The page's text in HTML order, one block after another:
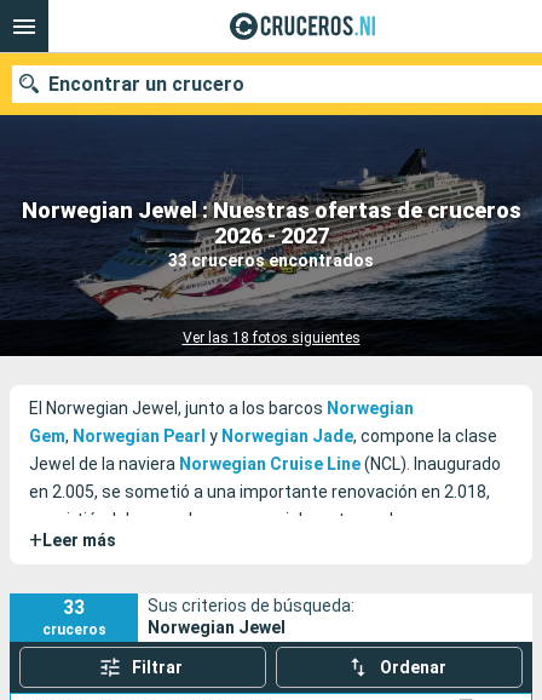
Norwegian Jewel : Nuestras ofertas de cruceros
2026 - 2027
33 cruceros encontrados
Ver las 18 fotos siguientes
Encontrar un crucero
Nuestros destinos
Fecha de salida
El Norwegian Jewel, junto a los barcos Norwegian
Gem, Norwegian Pearl y Norwegian Jade, compone la clase
Jewel de la naviera Norwegian Cruise Line(NCL). Inaugurado
en 2.005, se sometió a una importante renovación en 2.018,
convirtiéndolo en un barco especialmente moderno y
elegante.
+ Leer más
33
cruceros
Sus criterios de búsqueda:
Norwegian Jewel
Filtrar Ordenar